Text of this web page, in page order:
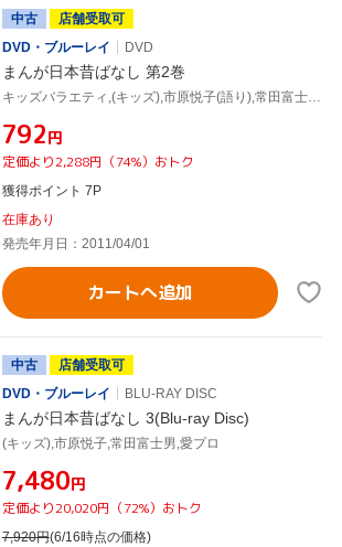
中古
店舗受取可
DVD・ブルーレイ
DVD
まんが日本昔ばなし 第2巻
キッズバラエティ,(キッズ),市原悦子(語り),常田富士男(語り),北原じゅん(音楽),愛プロ(音楽)
¥792円
定価より2,288円（74%）おトク
獲得ポイント 7P
在庫あり
発売年月日：2011/04/01
カートへ追加
中古
店舗受取可
DVD・ブルーレイ
BLU-RAY DISC
まんが日本昔ばなし 3(Blu-ray Disc)
(キッズ),市原悦子,常田富士男,愛プロ
¥7,480円
定価より20,020円（72%）おトク
7,920円(6/16時点の価格)